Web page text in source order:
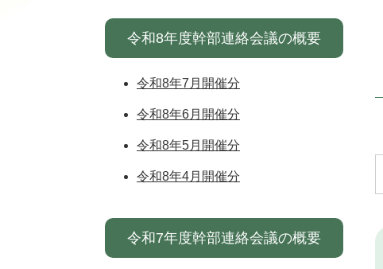
令和8年度幹部連絡会議の概要
令和8年7月開催分
令和8年6月開催分
令和8年5月開催分
令和8年4月開催分
令和7年度幹部連絡会議の概要